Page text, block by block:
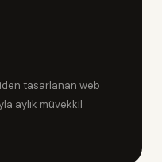
tasarlanan web
aylık müvekkil